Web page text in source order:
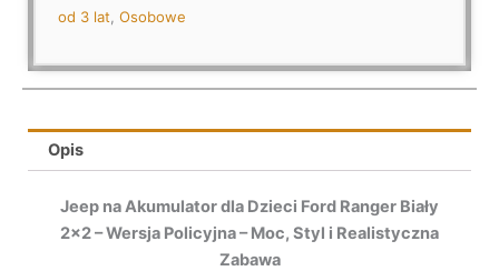
od 3 lat Osobowe
Opis
Jeep na Akumulator dla Dzieci Ford Ranger Biały
2×2 – Wersja Policyjna – Moc, Styl i Realistyczna
Zabawa